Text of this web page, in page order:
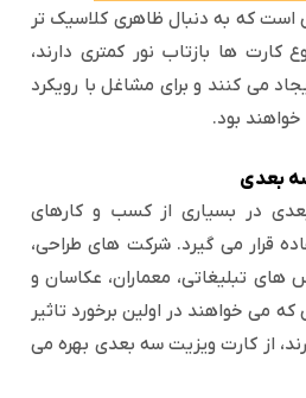
است که به دنبال ظاهری کلاسیک تر
ها بازتاب نور کمتری دارند،
می کنند و برای مشاغل با رویکرد
بود.
بعدی
در بسیاری از کسب و کارهای
قرار می گیرد. شرکت های طراحی،
های تبلیغاتی، معماران، عکاسان و
می خواهند در اولین برخورد تاثیر
از کارت ویزیت سه بعدی بهره می